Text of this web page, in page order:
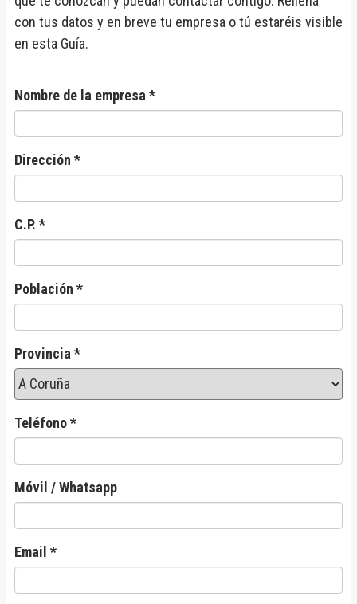
con tus datos y en breve tu empresa o tú estaréis visible
en esta Guía.
Nombre de la empresa *
Dirección *
C.P. *
Población *
Provincia *
Teléfono *
Móvil / Whatsapp
Email *